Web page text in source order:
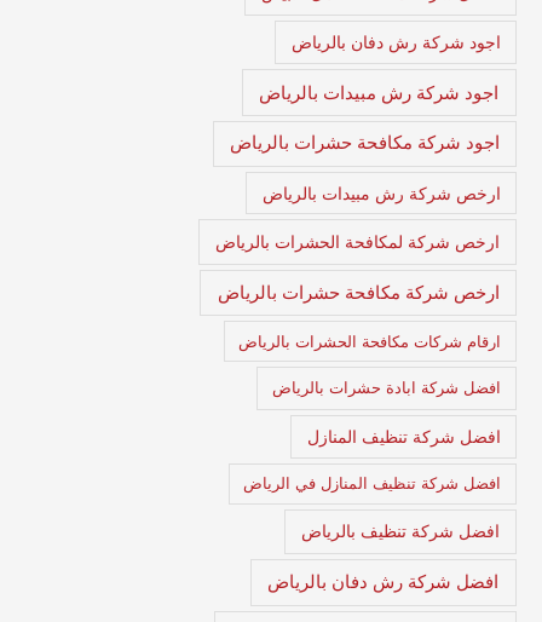
اجود شركة رش دفان بالرياض
اجود شركة رش مبيدات بالرياض
اجود شركة مكافحة حشرات بالرياض
ارخص شركة رش مبيدات بالرياض
ارخص شركة لمكافحة الحشرات بالرياض
ارخص شركة مكافحة حشرات بالرياض
ارقام شركات مكافحة الحشرات بالرياض
افضل شركة ابادة حشرات بالرياض
افضل شركة تنظيف المنازل
افضل شركة تنظيف المنازل في الرياض
افضل شركة تنظيف بالرياض
افضل شركة رش دفان بالرياض